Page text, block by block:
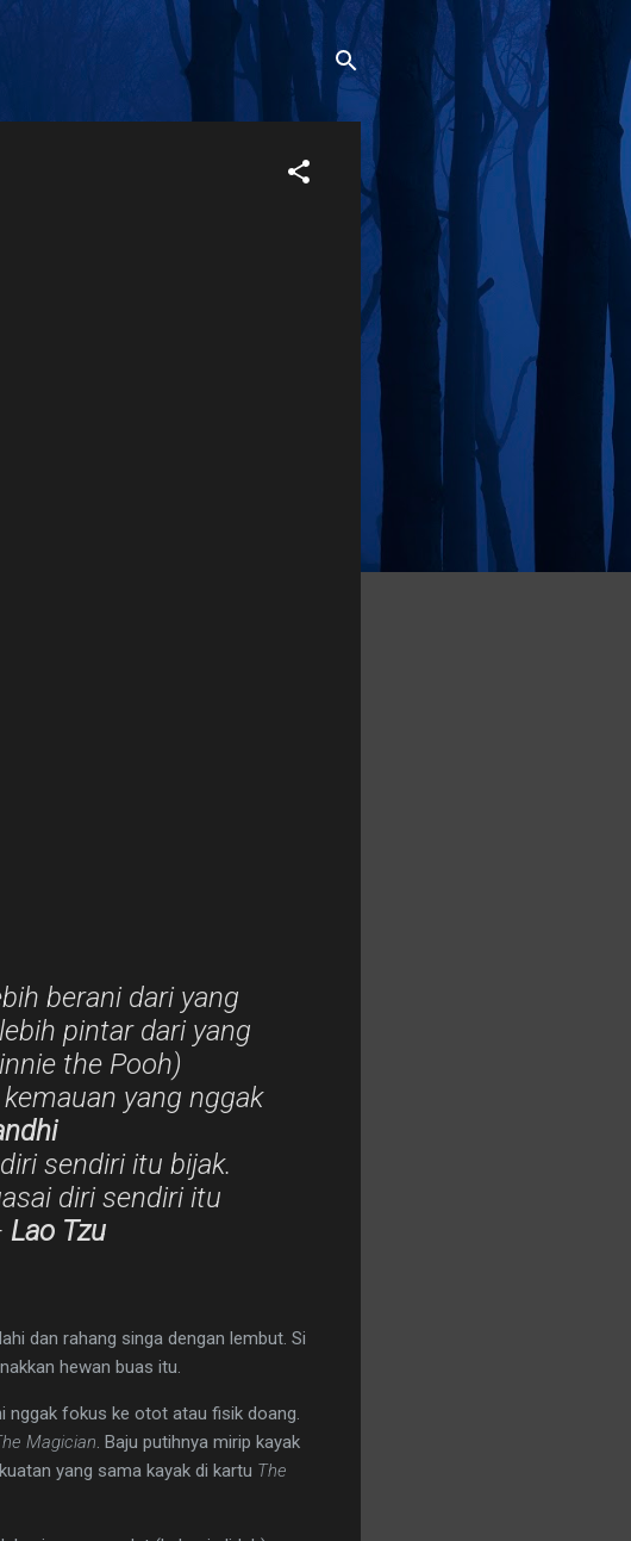
berani dari yang
pintar dari yang
the Pooh)
yang nggak
sendiri itu bijak.
diri sendiri itu
Lao Tzu
dan rahang singa dengan lembut. Si
hewan buas itu.
nggak fokus ke otot atau fisik doang.
Magician. Baju putihnya mirip kayak
yang sama kayak di kartu The